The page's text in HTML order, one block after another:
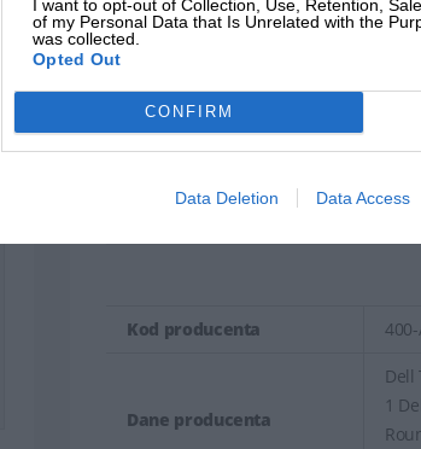
I want to opt-out of Collection, Use, Retention,
of my Personal Data that Is Unrelated with the
was collected.
Opted Out
CONFIRM
Data Deletion Data Access
Klasa produktu
Deklarowana waga jest wagą minimalną i
procesie produkcyjnym.
Kod producenta 400-
Dane producenta
Dell
1